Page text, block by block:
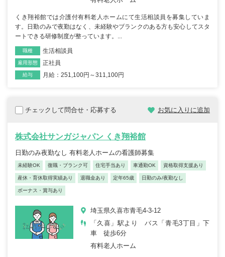
くき翔裕館では介護付有料老人ホームにて生活相談員を募集していま
す。日勤のみで夜勤はなく、未経験やブランクのある方も安心してスタ
ートできる研修制度が整っています。...
職種 生活相談員
雇用形態 正社員
給与 月給：251,100円～311,100円
チェックして問合せ・応募する お気に入りに追加
株式会社サンガジャパン くき翔裕館
日勤のみ夜勤なし 有料老人ホームの看護師募集
未経験OK 復職・ブランク可 住宅手当あり 車通勤OK 資格取得支援あり
産休・育休取得実績あり 退職金あり 定年65歳 日勤のみ/夜勤なし
ボーナス・賞与あり
埼玉県久喜市青毛4-3-12
「久喜」駅より バス「青毛3丁目」下
車 徒歩6分
有料老人ホーム